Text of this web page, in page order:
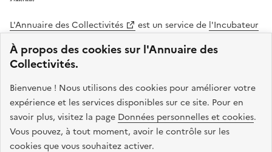
À propos des cookies sur l'Annuaire des
Collectivités.
Bienvenue ! Nous utilisons des cookies pour améliorer votre
expérience et les services disponibles sur ce site. Pour en
savoir plus, visitez la page Données personnelles et cookies.
Vous pouvez, à tout moment, avoir le contrôle sur les
cookies que vous souhaitez activer.
L'Annuaire des Collectivités est un service de l'Incubateur
des Territoires
Cohésion des Territoires
. Le code source de ce site web
est disponible en licence libre. Le design de ce site est conçu
avec le système de design de l’État.
legifrance.gouv.fr
info.gouv.fr
service-public.gouv.fr
data.gouv.fr